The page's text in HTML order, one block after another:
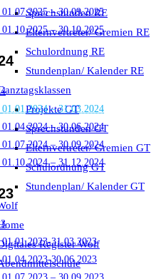
Sprechstunden RE
Elternvertreter/ Gremien RE
Schulordnung RE
Stundenplan/ Kalender RE
Projekte GT
Sprechstunden GT
Elternvertreter/ Gremien GT
Schulordnung GT
Stundenplan/ Kalender GT
Register Wolf
– 30.09.2025
– 30.10.2025
– 31.03.2024
– 30.06.2024
– 30.09.2024
– 31.12.2024
31.03.2023
30.06.2023